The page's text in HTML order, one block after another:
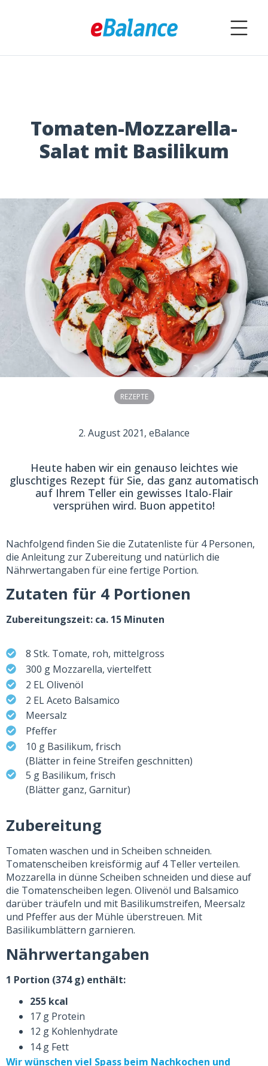
Tomaten-Mozzarella-
Salat mit Basilikum
REZEPTE
2. August 2021, eBalance
Heute haben wir ein genauso leichtes wie
gluschtiges Rezept für Sie, das ganz automatisch
auf Ihrem Teller ein gewisses Italo-Flair
versprühen wird. Buon appetito!
Nachfolgend finden Sie die Zutatenliste für 4 Personen,
die Anleitung zur Zubereitung und natürlich die
Nährwertangaben für eine fertige Portion.
Zutaten für 4 Portionen
Zubereitungszeit: ca. 15 Minuten
8 Stk. Tomate, roh, mittelgross
300 g Mozzarella, viertelfett
2 EL Olivenöl
2 EL Aceto Balsamico
Meersalz
Pfeffer
10 g Basilikum, frisch
(Blätter in feine Streifen geschnitten)
5 g Basilikum, frisch
(Blätter ganz, Garnitur)
Zubereitung
Tomaten waschen und in Scheiben schneiden.
Tomatenscheiben kreisförmig auf 4 Teller verteilen.
Mozzarella in dünne Scheiben schneiden und diese auf
die Tomatenscheiben legen. Olivenöl und Balsamico
darüber träufeln und mit Basilikumstreifen, Meersalz
und Pfeffer aus der Mühle überstreuen. Mit
Basilikumblättern garnieren.
Nährwertangaben
1 Portion (374 g) enthält:
255 kcal
17 g Protein
12 g Kohlenhydrate
14 g Fett
Wir wünschen viel Spass beim Nachkochen und